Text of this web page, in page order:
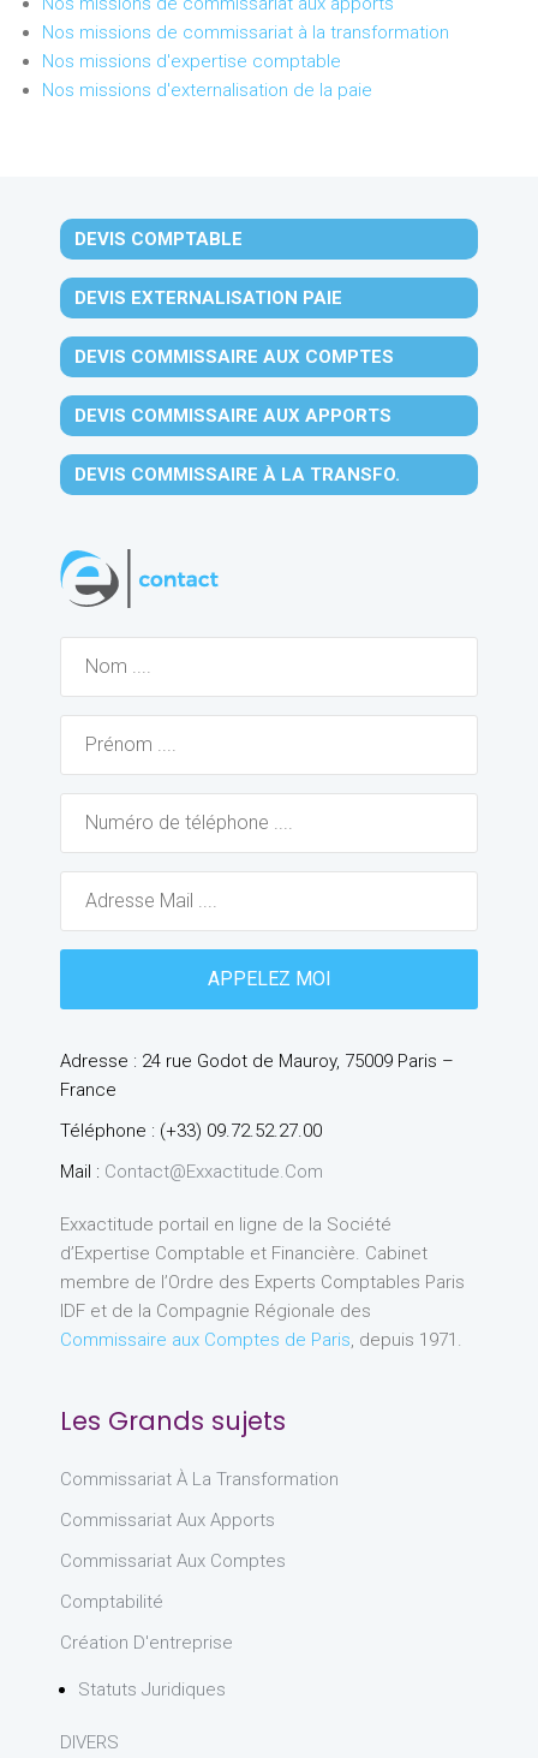
Nos missions de commissariat à la transformation
Nos missions d'expertise comptable
Nos missions d'externalisation de la paie
DEVIS COMPTABLE
DEVIS EXTERNALISATION PAIE
DEVIS COMMISSAIRE AUX COMPTES
DEVIS COMMISSAIRE AUX APPORTS
DEVIS COMMISSAIRE À LA TRANSFO.
Adresse : 24 rue Godot de Mauroy, 75009 Paris –
France
Téléphone : (+33) 09.72.52.27.00
Mail : Contact@exxactitude.com
Exxactitude portail en ligne de la Société
d’Expertise Comptable et Financière. Cabinet
membre de l’Ordre des Experts Comptables Paris
IDF et de la Compagnie Régionale des
Commissaire aux Comptes de Paris, depuis 1971.
Les Grands sujets
Commissariat À La Transformation
Commissariat Aux Apports
Commissariat Aux Comptes
Comptabilité
Création D'entreprise
Statuts Juridiques
DIVERS